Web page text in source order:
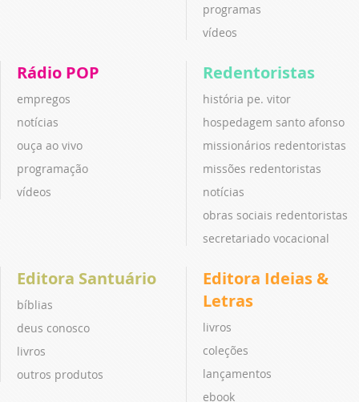
programas
vídeos
Rádio POP
empregos
notícias
ouça ao vivo
programação
vídeos
Redentoristas
história pe. vitor
hospedagem santo afonso
missionários redentoristas
missões redentoristas
notícias
obras sociais redentoristas
secretariado vocacional
Editora Santuário
bíblias
deus conosco
livros
outros produtos
Editora Ideias &
Letras
livros
coleções
lançamentos
ebook